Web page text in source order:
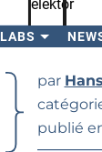
LABS
Rechercher
par
publié